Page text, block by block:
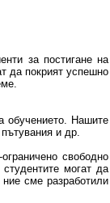
за постигане на
да покрият успешно
обучението. Нашите
и др.
свободно
могат да
сме разработили